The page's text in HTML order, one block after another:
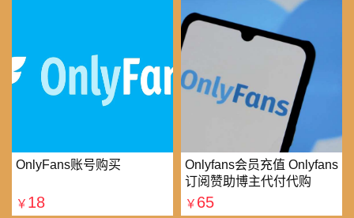
OnlyFans账号购买
￥ 18
Onlyfans会员充值 Onlyfans
订阅赞助博主代付代购
￥ 65